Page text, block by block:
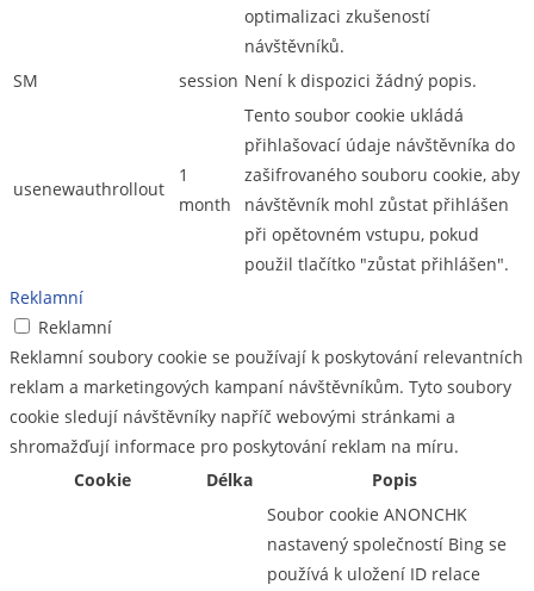
optimalizaci zkušeností
návštěvníků.
SM
session Není k dispozici žádný popis.
usenewauthrollout
1
month
Tento soubor cookie ukládá
přihlašovací údaje návštěvníka do
zašifrovaného souboru cookie, aby
návštěvník mohl zůstat přihlášen
při opětovném vstupu, pokud
použil tlačítko "zůstat přihlášen".
Reklamní
Reklamní
Reklamní soubory cookie se používají k poskytování relevantních
reklam a marketingových kampaní návštěvníkům. Tyto soubory
cookie sledují návštěvníky napříč webovými stránkami a
shromažďují informace pro poskytování reklam na míru.
Cookie
Délka Popis
Soubor cookie ANONCHK
nastavený společností Bing se
používá k uložení ID relace